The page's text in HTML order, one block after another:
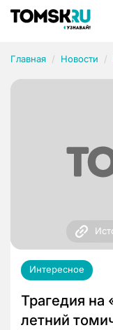
Главная Новости
Интересное
Трагедия на
летний